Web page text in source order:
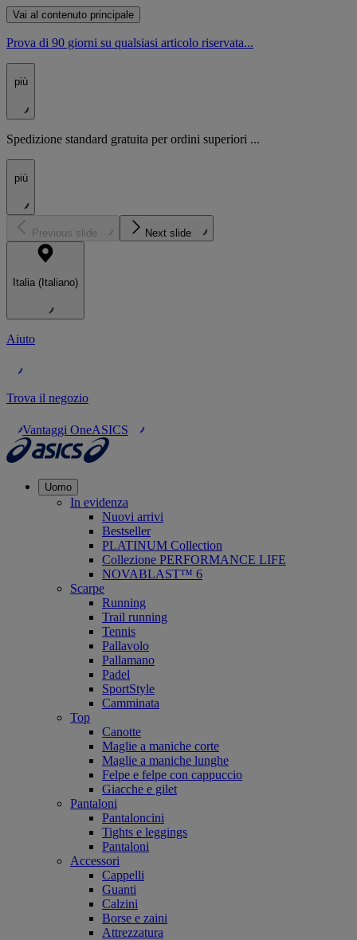
Vai al contenuto principale
Prova di 90 giorni su qualsiasi articolo riservata...
più
Spedizione standard gratuita per ordini superiori ...
più
Previous slide Next slide
Italia (Italiano)
Aiuto
Trova il negozio
Vantaggi OneASICS
Uomo
In evidenza
Nuovi arrivi
Bestseller
PLATINUM Collection
Collezione PERFORMANCE LIFE
NOVABLAST™ 6
Scarpe
Running
Trail running
Tennis
Pallavolo
Pallamano
Padel
SportStyle
Camminata
Top
Canotte
Maglie a maniche corte
Maglie a maniche lunghe
Felpe e felpe con cappuccio
Giacche e gilet
Pantaloni
Pantaloncini
Tights e leggings
Pantaloni
Accessori
Cappelli
Guanti
Calzini
Borse e zaini
Attrezzatura